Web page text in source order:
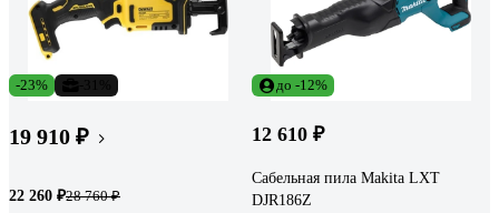
-23%
19 910 ₽
22 260 ₽28 760 ₽
до -12%
12 610 ₽
Сабельная пила Makita LXT
DJR186Z